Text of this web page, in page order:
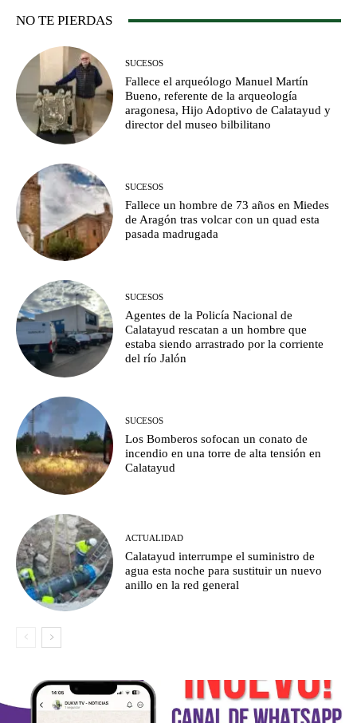
NO TE PIERDAS
SUCESOS
Fallece el arqueólogo Manuel Martín
Bueno, referente de la arqueología
aragonesa, Hijo Adoptivo de Calatayud y
director del museo bilbilitano
SUCESOS
Fallece un hombre de 73 años en Miedes
de Aragón tras volcar con un quad esta
pasada madrugada
SUCESOS
Agentes de la Policía Nacional de
Calatayud rescatan a un hombre que
estaba siendo arrastrado por la corriente
del río Jalón
SUCESOS
Los Bomberos sofocan un conato de
incendio en una torre de alta tensión en
Calatayud
ACTUALIDAD
Calatayud interrumpe el suministro de
agua esta noche para sustituir un nuevo
anillo en la red general